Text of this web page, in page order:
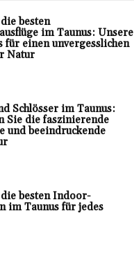
besten
im Taunus: Unsere
für einen unvergesslichen
Natur
Schlösser im Taunus:
Sie die faszinierende
und beeindruckende
besten Indoor-
im Taunus für jedes